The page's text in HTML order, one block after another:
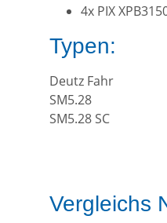
4x PIX
Typen:
Deutz Fahr
SM5.28
SM5.28 SC
Vergleichs